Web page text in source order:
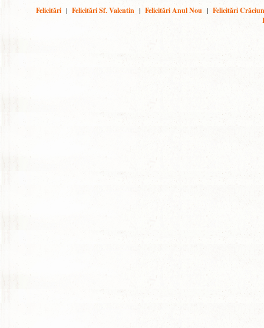
Felicitări | Felicitări Sf. Valentin | Felicitări Anul Nou | Felicitări